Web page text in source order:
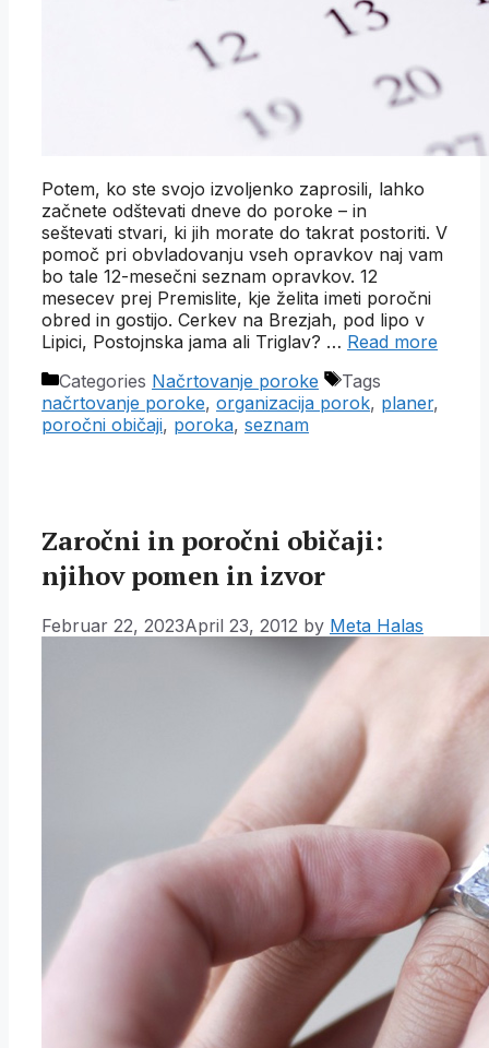
Potem, ko ste svojo izvoljenko zaprosili, lahko
začnete odštevati dneve do poroke – in
seštevati stvari, ki jih morate do takrat postoriti. V
pomoč pri obvladovanju vseh opravkov naj vam
bo tale 12-mesečni seznam opravkov. 12
mesecev prej Premislite, kje želita imeti poročni
obred in gostijo. Cerkev na Brezjah, pod lipo v
Lipici, Postojnska jama ali Triglav? … Read more
Categories Načrtovanje poroke
Tags
načrtovanje poroke, organizacija porok, planer,
poročni običaji, poroka, seznam
Zaročni in poročni običaji:
njihov pomen in izvor
Februar 22, 2023April 23, 2012 by Meta Halas